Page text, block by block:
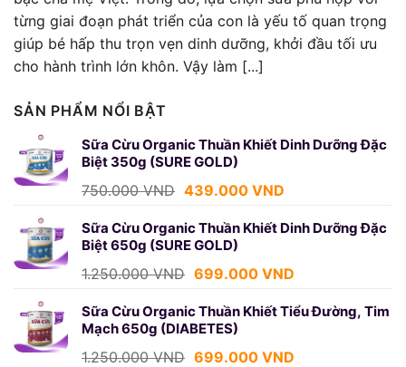
từng giai đoạn phát triển của con là yếu tố quan trọng
giúp bé hấp thu trọn vẹn dinh dưỡng, khởi đầu tối ưu
cho hành trình lớn khôn. Vậy làm [...]
SẢN PHẨM NỔI BẬT
Sữa Cừu Organic Thuần Khiết Dinh Dưỡng Đặc
Biệt 350g (SURE GOLD)
750.000VND Giá
là:
750.000 VND.
439.000 VNDGiá
tại
439.000 VND.
Sữa Cừu Organic Thuần Khiết Dinh Dưỡng Đặc
Biệt 650g (SURE GOLD)
1.250.000VND Giá
là:
1.250.000 VND.
699.000 VNDGiá
tại
Sữa Cừu Organic Thuần Khiết Tiểu Đường, Tim
Mạch 650g (DIABETES)
1.250.000VND Giá
699.000 VNDGiá